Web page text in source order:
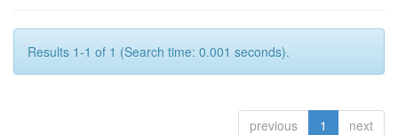
Results 1-1 of 1 (Search time: 0.001 seconds).
previous 1 next